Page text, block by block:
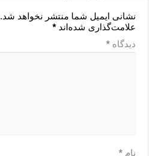
نشانی ایمیل شما منتشر نخواهد شد.
علامت‌گذاری شده‌اند*
دیدگاه*
نام*